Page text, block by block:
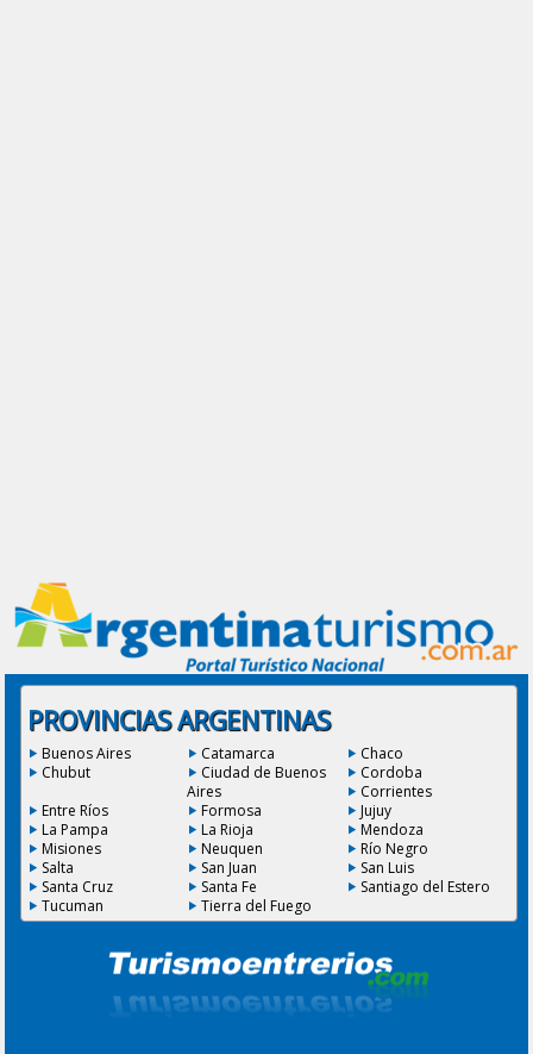
PROVINCIAS ARGENTINAS
Buenos Aires Catamarca
Chaco
Chubut
Ciudad de Buenos
Aires
Cordoba
Corrientes
Entre Ríos
Formosa
Jujuy
La Pampa
La Rioja
Mendoza
Misiones
Neuquen
Río Negro
Salta
San Juan
San Luis
Santa Cruz
Santa Fe
Santiago del Estero
Tucuman
Tierra del Fuego